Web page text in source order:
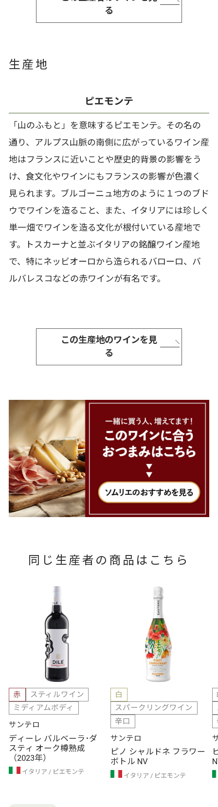
る
生産地
ピエモンテ
「山のふもと」を意味するピエモンテ。その名の
通り、アルプス山脈の南側に広がっているワイン産
地はフランスに近いことや歴史的背景の影響をう
け、食文化やワインにもフランスの影響が色濃く
見られます。ブルゴーニュ地方のように１つのブド
ウでワインを造ること、また、イタリアには珍しく
単一畑でワインを造る文化が根付いている産地で
す。トスカーナと並ぶイタリアの銘醸ワイン産地
で、特にネッビオーロから造られるバローロ、バ
ルバレスコなどの赤ワインが有名です。
この生産地のワインを見
る
同じ生産者の商品はこちら
赤
スティルワイン
ミディアムボディ
サンテロ
ディーレ バルベーラ･ダ
スティ オーク樽熟成
（2023年）
イタリア ピエモンテ
白
スパークリングワイン
辛口
サンテロ
ピノ シャルドネ フラワー
ボトル NV
イタリア ピエモンテ